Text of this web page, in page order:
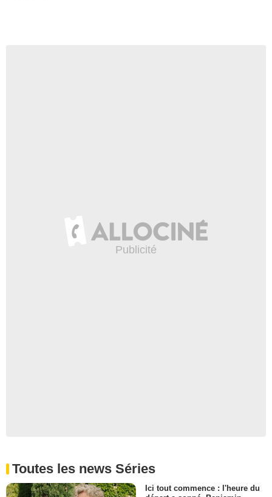
Toutes les news Séries
Ici tout commence : l'heure du